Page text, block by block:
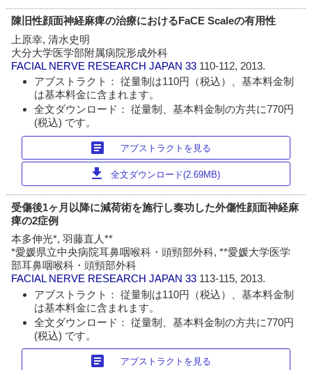
陳旧性顔面神経麻痺の治療におけるFaCE Scaleの有用性
上原幸, 清水史明
大分大学医学部附属病院形成外科
FACIAL NERVE RESEARCH JAPAN 33 110-112, 2013.
アブストラクト： 従量制は110円（税込）、基本料金制
は基本料金に含まれます。
全文ダウンロード： 従量制、基本料金制の方共に770円
(税込) です。
article アブストラクトを見る
download 全文ダウンロード(2.69MB)
受傷後1ヶ月以降に減荷術を施行し奏功した外傷性顔面神経麻
痺の2症例
本多伸光*, 羽藤直人**
*愛媛県立中央病院耳鼻咽喉科・頭頸部外科, **愛媛大学医学
部耳鼻咽喉科・頭頸部外科
FACIAL NERVE RESEARCH JAPAN 33 113-115, 2013.
アブストラクト： 従量制は110円（税込）、基本料金制
は基本料金に含まれます。
全文ダウンロード： 従量制、基本料金制の方共に770円
(税込) です。
article アブストラクトを見る